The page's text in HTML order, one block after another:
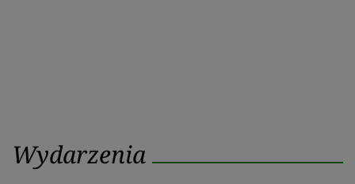
Wydarzenia